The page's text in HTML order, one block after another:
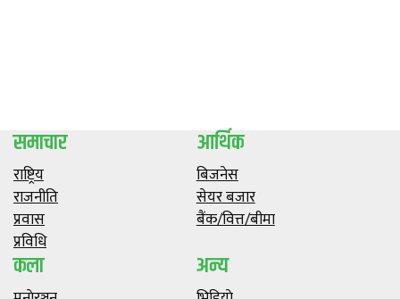
समाचार
राष्ट्रिय
राजनीति
प्रवास
प्रविधि
आर्थिक
बिजनेस
सेयर बजार
बैंक/वित्त/बीमा
कला अन्य